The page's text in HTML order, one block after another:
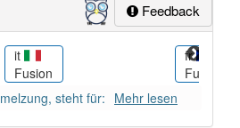
Artikel
Feedback
it
Fusion
fr
Fusion
steht für: Mehr lesen